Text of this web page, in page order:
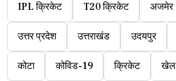
IPL क्रिकेट T20 क्रिकेट अजमेर
उत्तर प्रदेश उत्तराखंड उदयपुर
कोटा कोविड-19 क्रिकेट खेल